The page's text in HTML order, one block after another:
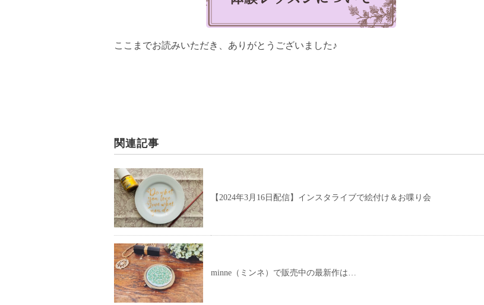
ここまでお読みいただき、ありがとうございました♪
関連記事
【2024年3月16日配信】インスタライブで絵付け＆お喋り会
minne（ミンネ）で販売中の最新作は…